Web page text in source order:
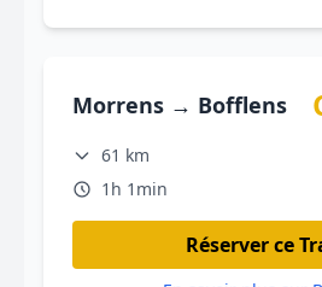
Morrens → Bofflens
61 km
1h 1min
Réserver ce